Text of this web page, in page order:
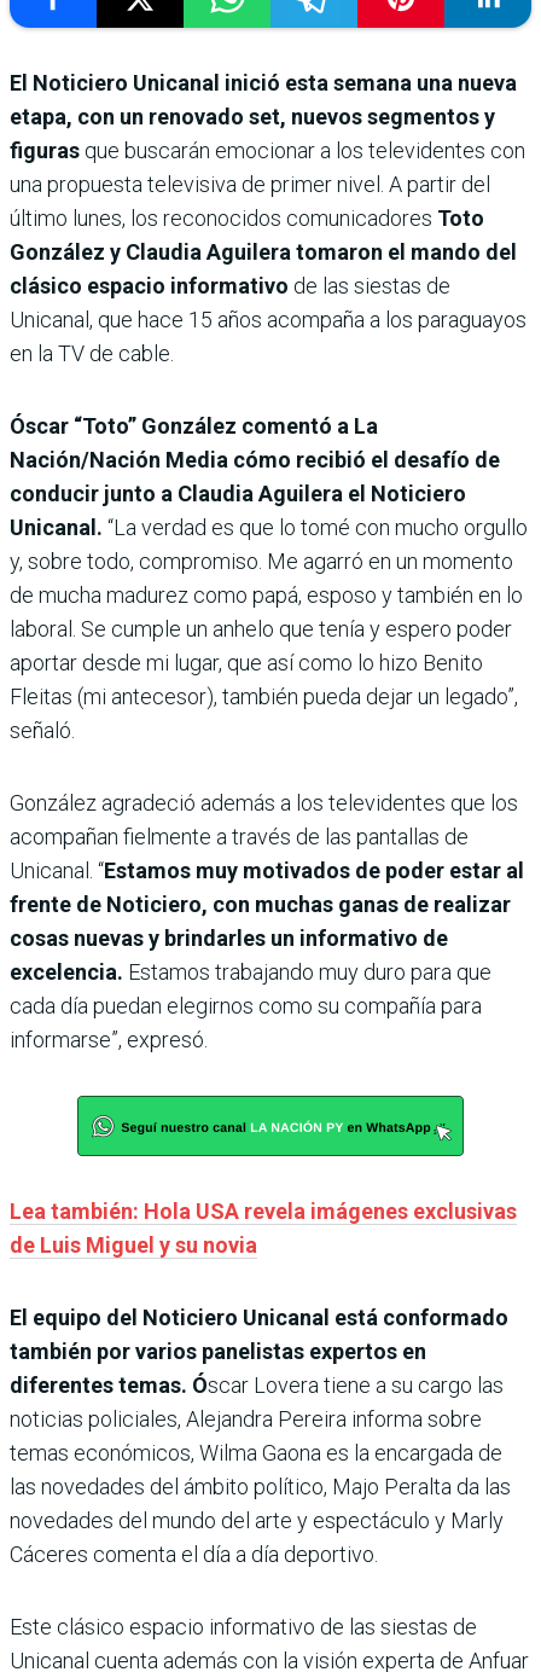
El Noticiero Unicanal inició esta semana una nueva
etapa, con un renovado set, nuevos segmentos y
figuras que buscarán emocionar a los televidentes con
una propuesta televisiva de primer nivel. A partir del
último lunes, los reconocidos comunicadores Toto
González y Claudia Aguilera tomaron el mando del
clásico espacio informativo de las siestas de
Unicanal, que hace 15 años acompaña a los paraguayos
en la TV de cable.
Óscar “Toto” González comentó a La
Nación/Nación Media cómo recibió el desafío de
conducir junto a Claudia Aguilera el Noticiero
Unicanal. “La verdad es que lo tomé con mucho orgullo
y, sobre todo, compromiso. Me agarró en un momento
de mucha madurez como papá, esposo y también en lo
laboral. Se cumple un anhelo que tenía y espero poder
aportar desde mi lugar, que así como lo hizo Benito
Fleitas (mi antecesor), también pueda dejar un legado”,
señaló.
González agradeció además a los televidentes que los
acompañan fielmente a través de las pantallas de
Unicanal. “Estamos muy motivados de poder estar al
frente de Noticiero, con muchas ganas de realizar
cosas nuevas y brindarles un informativo de
excelencia. Estamos trabajando muy duro para que
cada día puedan elegirnos como su compañía para
informarse”, expresó.
Lea también: Hola USA revela imágenes exclusivas
de Luis Miguel y su novia
El equipo del Noticiero Unicanal está conformado
también por varios panelistas expertos en
diferentes temas. Óscar Lovera tiene a su cargo las
noticias policiales, Alejandra Pereira informa sobre
temas económicos, Wilma Gaona es la encargada de
las novedades del ámbito político, Majo Peralta da las
novedades del mundo del arte y espectáculo y Marly
Cáceres comenta el día a día deportivo.
Este clásico espacio informativo de las siestas de
Unicanal cuenta además con la visión experta de Anfuar